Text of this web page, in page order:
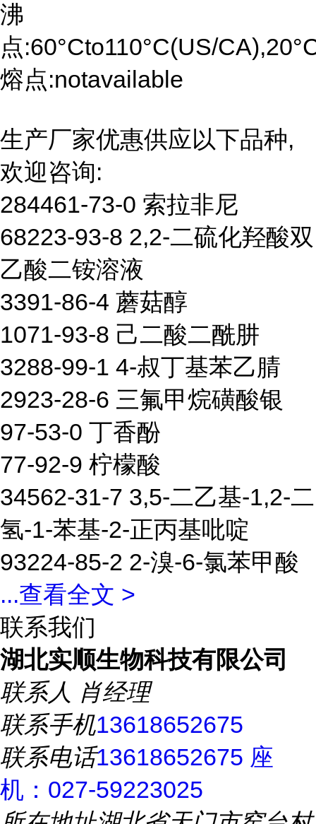
沸
点:60°Cto110°C(US/
熔点:notavailable
生产厂家优惠供应以下品种,
欢迎咨询:
284461-73-0 索拉非尼
68223-93-8 2,2-二硫化羟酸双
乙酸二铵溶液
3391-86-4 蘑菇醇
1071-93-8 己二酸二酰肼
3288-99-1 4-叔丁基苯乙腈
2923-28-6 三氟甲烷磺酸银
97-53-0 丁香酚
77-92-9 柠檬酸
34562-31-7 3,5-二乙基-1,2-二
氢-1-苯基-2-正丙基吡啶
93224-85-2 2-溴-6-氯苯甲酸
...查看全文 >
联系我们
湖北实顺生物科技有限公司
联系人 肖经理
联系手机13618652675
联系电话13618652675 座
机：027-59223025